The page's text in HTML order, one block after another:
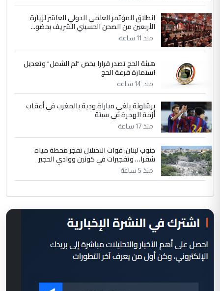
انطلاق المؤتمر العلمي الدولي العاشر لزيارة
الأربعين من الصحن الحسيني الشريف بحضو...
منذ 11 ساعة
هيئة الحج تصدر قرارا يخص "لم الشمل" وتعديل
استمارة قرعة الحج
منذ 14 ساعة
برشلونة يلغي مباراة ودية بالمغرب في أعقاب
أزمة الهجرة في سبتة
منذ 17 ساعة
جنوب لبنان: قوات الاحتلال تفجر محطة مياه
شقرا… وتفجيرات في كونين ووادي الحجير
منذ 5 ساعة